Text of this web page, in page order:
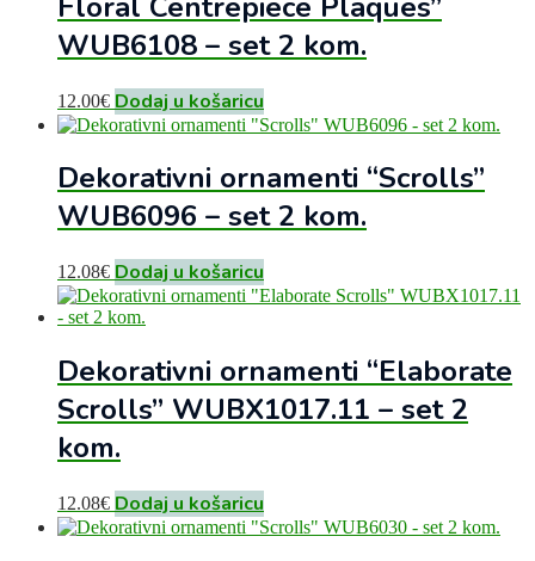
WUB6108 – set 2 kom.
12.00€ Dodaj u košaricu
Dekorativni ornamenti “Scrolls”
WUB6096 – set 2 kom.
12.08€ Dodaj u košaricu
Dekorativni ornamenti “Elaborate
Scrolls” WUBX1017.11 – set 2
kom.
12.08€ Dodaj u košaricu